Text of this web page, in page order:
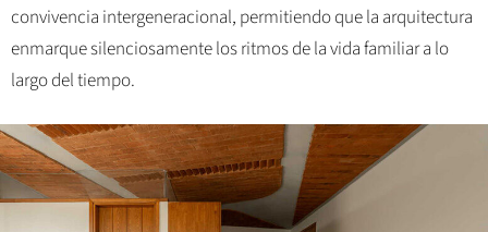
convivencia intergeneracional, permitiendo que la arquitectura
enmarque silenciosamente los ritmos de la vida familiar a lo
largo del tiempo.